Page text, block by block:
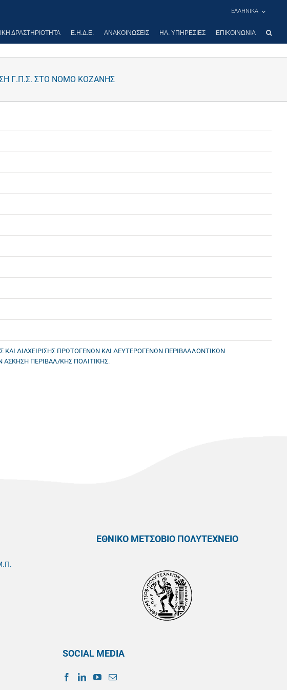
ΕΛΛΗΝΙΚΑ
ΔΡΑΣΤΗΡΙΌΤΗΤΑ Ε.Η.Δ.Ε. ΑΝΑΚΟΙΝΏΣΕΙΣ ΗΛ. ΥΠΗΡΕΣΊΕΣ ΕΠΙΚΟΙΝΩΝΊΑ
Γ.Π.Σ. ΣΤΟ ΝΟΜΟ ΚΟΖΑΝΗΣ
ΔΙΑΧΕΙΡΙΣΗΣ ΠΡΩΤΟΓΕΝΩΝ ΚΑΙ ΔΕΥΤΕΡΟΓΕΝΩΝ ΠΕΡΙΒΑΛΛΟΝΤΙΚΩΝ
ΠΕΡΙΒΑΛ/ΚΗΣ ΠΟΛΙΤΙΚΗΣ.
ΕΘΝΙΚΟ ΜΕΤΣΟΒΙΟ ΠΟΛΥΤΕΧΝΕΙΟ
SOCIAL MEDIA